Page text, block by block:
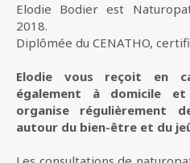
Elodie Bodier est
2018.
Diplômée du CENATHO,
Elodie vous reçoit en
également à domicile
organise régulièrement
autour du bien-être et du